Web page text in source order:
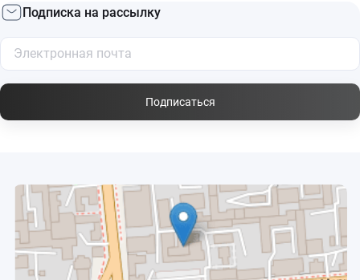
Подписка на рассылку
Подписаться